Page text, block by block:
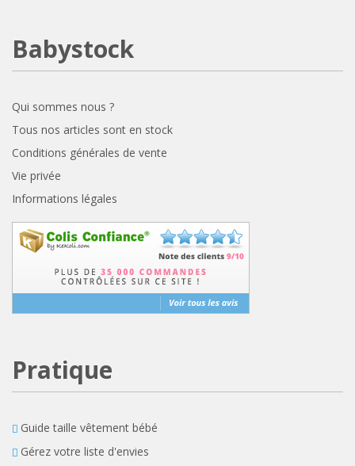
Babystock
Qui sommes nous ?
Tous nos articles sont en stock
Conditions générales de vente
Vie privée
Informations légales
Pratique
Guide taille vêtement bébé
Gérez votre liste d'envies